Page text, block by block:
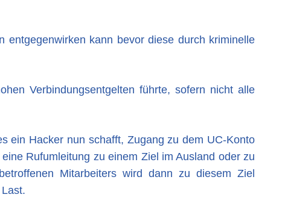
entgegenwirken kann bevor diese durch kriminelle
Verbindungsentgelten führte, sofern nicht alle
ein Hacker nun schafft, Zugang zu dem UC-Konto
Rufumleitung zu einem Ziel im Ausland oder zu
Mitarbeiters wird dann zu diesem Ziel